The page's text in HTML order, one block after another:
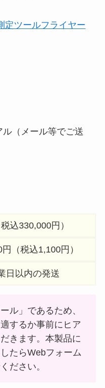
定ツールフライヤー
（メール等でご送
込330,000円）
（税込1,100円）
日以内の発送
ル」であるため、
するか事前にヒア
きます。本製品に
たらWebフォーム
ださい。